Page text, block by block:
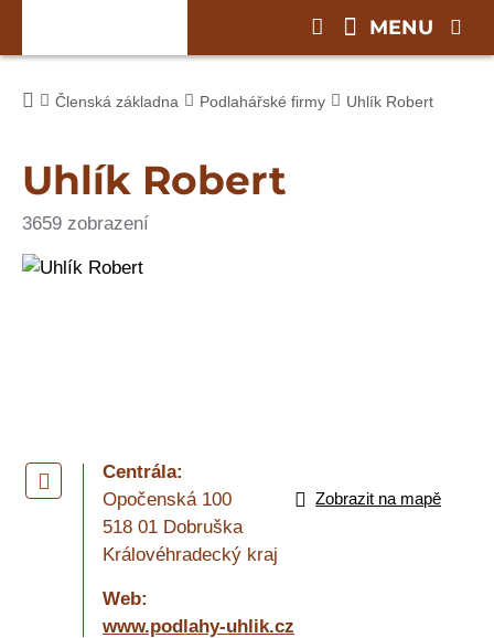
Členská základna Podlahářské firmy Uhlík Robert
Uhlík Robert
3659 zobrazení
Centrála:
Opočenská 100
518 01 Dobruška
Královéhradecký kraj
Zobrazit na mapě
Web:
www.podlahy-uhlik.cz
MENU